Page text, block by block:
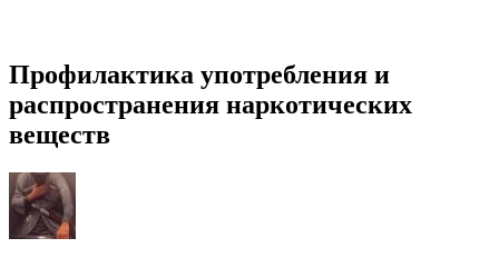
Профилактика употребления и
распространения наркотических
веществ